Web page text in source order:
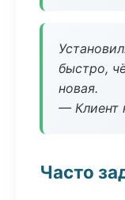
быстро,
новая.
— Клиент
Часто